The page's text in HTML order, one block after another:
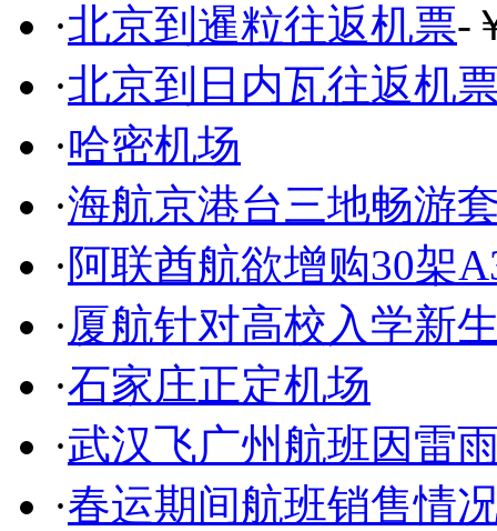
·北京到暹粒往返机票-
·北京到日内瓦往返机
·哈密机场
·海航京港台三地畅游
·阿联酋航欲增购30架
·厦航针对高校入学新
·石家庄正定机场
·武汉飞广州航班因雷
·春运期间航班销售情